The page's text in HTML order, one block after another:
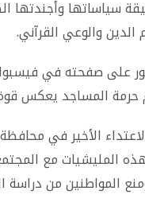
سياساتها وأجندتها
والوعي القرآني.
على صفحته في
حرمة المساجد يعكس
الأخير في
المليشيات مع
المواطنين من دراسة